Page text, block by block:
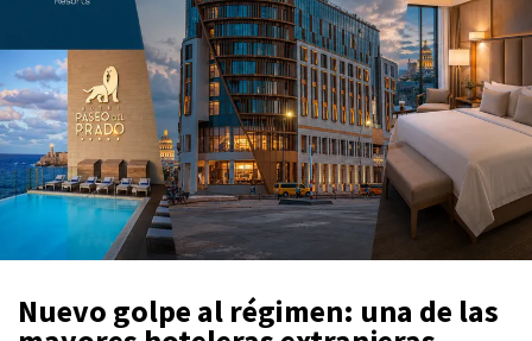
Nuevo golpe al régimen: una de las